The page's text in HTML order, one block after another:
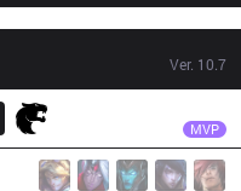
Ver. 10.7
MVP